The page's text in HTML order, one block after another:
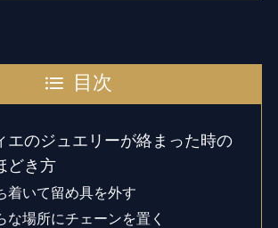
目次
エのジュエリーが絡まった時の
どき方
着いて留め具を外す
な場所にチェーンを置く